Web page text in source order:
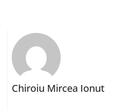
Chiroiu Mircea Ionut